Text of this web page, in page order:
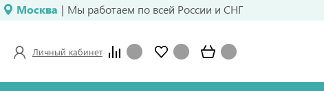
Москва | Мы работаем по всей России и СНГ
Личный кабинет